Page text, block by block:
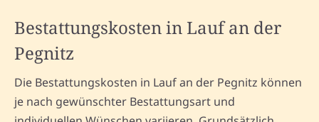
Bestattungskosten in Lauf an der
Pegnitz
Die Bestattungskosten in Lauf an der Pegnitz können
je nach gewünschter Bestattungsart und